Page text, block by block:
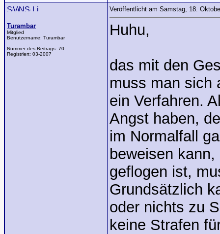
Turambar
Mitglied
Benutzername: Turambar
Nummer des Beitrags: 70
Registriert: 03-2007
Veröffentlicht am Samstag, 18.
Huhu,
das mit den
muss man sich
ein Verfahren.
Angst haben,
im Normalfall
beweisen
geflogen ist,
Grundsätzlich
oder nichts zu
keine Strafen